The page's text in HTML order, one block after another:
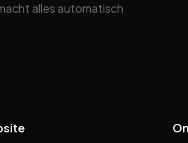
alles automatisch